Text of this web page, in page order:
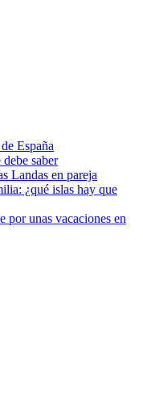
España
saber
Landas en pareja
¿qué islas hay que
por unas vacaciones en